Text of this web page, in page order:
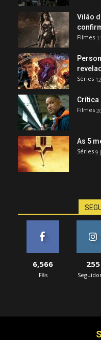
Vilão
Filmes
Séries
Crítica
Filmes
As 5
Séries 9
6,566
Fãs
255